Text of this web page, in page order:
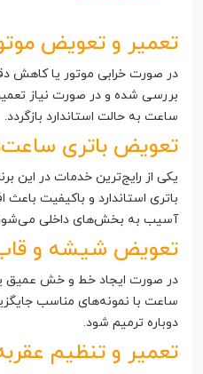
تعمیر و تعویض
در صورت خرابی موتور یا کاهش
بررسی شده و در صورت نیاز
ساعت به حالت استاندارد بازگردد.
تعویض باتری
یکی از رایج‌ترین خدمات در این
باتری استاندارد و باکیفیت باعث
آسیب به بخش‌های داخلی
تعویض شیشه و
در صورت ایجاد خط و خش عمیق
ساعت با نمونه‌های مناسب
دوباره ترمیم شود.
تعمیر و تنظیم